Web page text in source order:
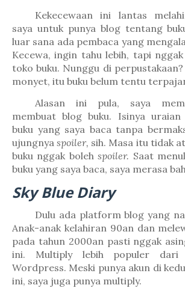
Kekecewaan ini lantas
saya untuk punya blog tentang
luar sana ada pembaca yang
Kecewa, ingin tahu lebih, tapi
toko buku. Nunggu di
monyet, itu buku belum tentu
Alasan ini pula, saya
membuat blog buku. Isinya
buku yang saya baca tanpa
ujungnyaspoiler, sih. Masa itu tidak
buku nggak bolehspoiler. Saat
buku yang saya baca, saya merasa
Sky Blue Diary
Dulu ada platform blog yang
Anak-anak kelahiran 90an dan
pada tahun 2000an pasti nggak
ini. Multiply lebih populer dari
Wordpress. Meski punya akun di
ini, saya juga punya multiply.